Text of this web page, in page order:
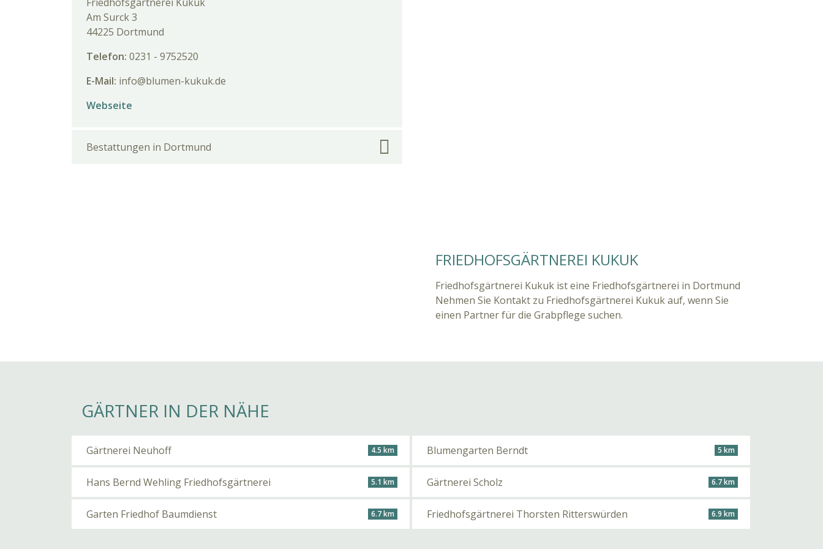
Am Surck 3
44225 Dortmund
Telefon: 0231 - 9752520
E-Mail: info@blumen-kukuk.de
Webseite
Bestattungen in Dortmund
FRIEDHOFSGÄRTNEREI KUKUK
Friedhofsgärtnerei Kukuk ist eine Friedhofsgärtnerei in Dortmund
Nehmen Sie Kontakt zu Friedhofsgärtnerei Kukuk auf, wenn Sie
einen Partner für die Grabpflege suchen.
GÄRTNER IN DER NÄHE
Gärtnerei Neuhoff 4.5 km Blumengarten Berndt 5 km
Hans Bernd Wehling Friedhofsgärtnerei 5.1 km Gärtnerei Scholz 6.7 km
Garten Friedhof Baumdienst 6.7 km Friedhofsgärtnerei Thorsten Ritterswürden 6.9 km